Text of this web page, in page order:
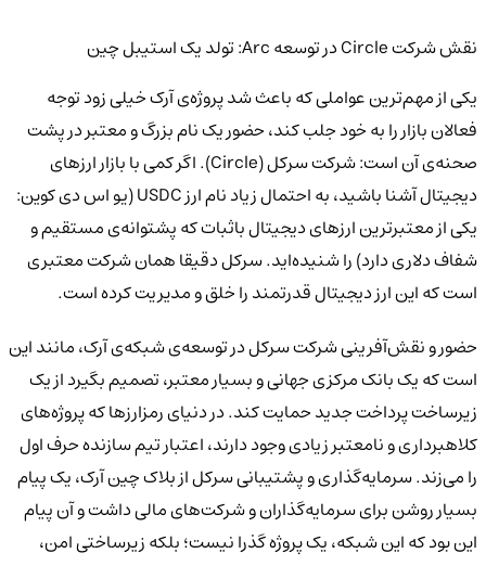
نقش شرکت Circle در توسعه Arc: تولد یک استیبل چین
یکی از مهم‌ترین عواملی که باعث شد پروژه‌ی آرک خیلی زود توجه
فعالان بازار را به خود جلب کند، حضور یک نام بزرگ و معتبر در پشت
صحنه‌ی آن است: شرکت سرکل (Circle). اگر کمی با بازار ارزهای
دیجیتال آشنا باشید، به احتمال زیاد نام ارز USDC (یو اس دی کوین:
یکی از معتبرترین ارزهای دیجیتال باثبات که پشتوانه‌ی مستقیم و
شفاف دلاری دارد) را شنیده‌اید. سرکل دقیقا همان شرکت معتبری
است که این ارز دیجیتال قدرتمند را خلق و مدیریت کرده است.
حضور و نقش‌آفرینی شرکت سرکل در توسعه‌ی شبکه‌ی آرک، مانند این
است که یک بانک مرکزی جهانی و بسیار معتبر، تصمیم بگیرد از یک
زیرساخت پرداخت جدید حمایت کند. در دنیای رمزارزها که پروژه‌های
کلاهبرداری و نامعتبر زیادی وجود دارند، اعتبار تیم سازنده حرف اول
را می‌زند. سرمایه‌گذاری و پشتیبانی سرکل از بلاک چین آرک، یک پیام
بسیار روشن برای سرمایه‌گذاران و شرکت‌های مالی داشت و آن پیام
این بود که این شبکه، یک پروژه گذرا نیست؛ بلکه زیرساختی امن،